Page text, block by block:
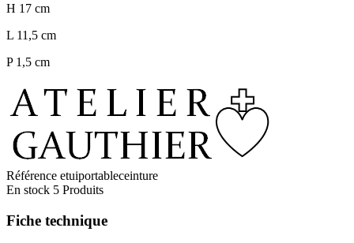
H 17 cm
L 11,5 cm
P 1,5 cm
Référence etuiportableceinture
En stock 5 Produits
Fiche technique